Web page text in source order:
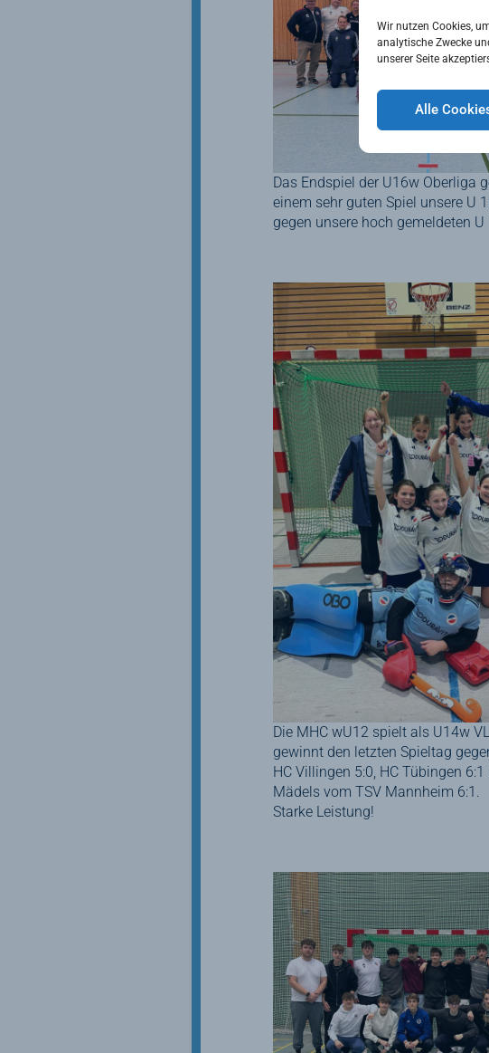
Wir nutzen Cookies,
analytische Zwecke
unserer Seite
Alle
Das Endspiel der U16w Oberliga
einem sehr guten Spiel unsere U
gegen unsere hoch gemeldeten
Die MHC wU12 spielt als U14w
gewinnt den letzten Spieltag
HC Villingen 5:0, HC Tübingen
Mädels vom TSV Mannheim 6:1.
Starke Leistung!